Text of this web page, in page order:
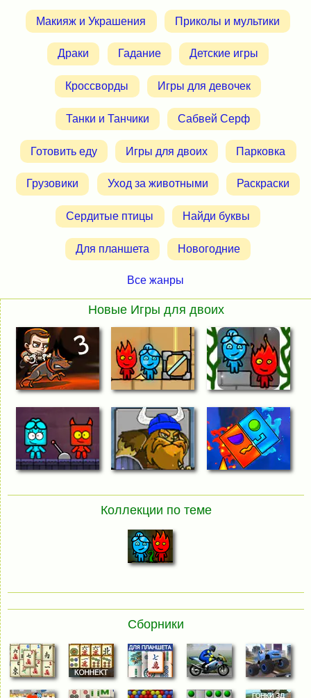
Макияж и Украшения Приколы и мультики
Драки Гадание Детские игры
Кроссворды Игры для девочек
Танки и Танчики Сабвей Серф
Готовить еду Игры для двоих Парковка
Грузовики Уход за животными Раскраски
Сердитые птицы Найди буквы
Для планшета Новогодние
Все жанры
Новые Игры для двоих
Коллекции по теме
Сборники